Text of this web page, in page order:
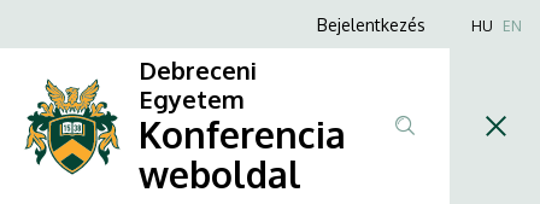
Különleges
Bánásmód
Nemzetközi
a
tartalomra
Anonim
menüje
Bejelentkezés HU EN
Debreceni
Egyetem
Konferencia
weboldal